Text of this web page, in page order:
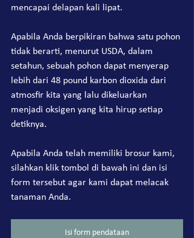
mencapai delapan kali lipat.
Apabila Anda berpikiran bahwa satu pohon
tidak berarti, menurut USDA, dalam
setahun, sebuah pohon dapat menyerap
lebih dari 48 pound karbon dioxida dari
atmosfir kita yang lalu dikeluarkan
menjadi oksigen yang kita hirup setiap
detiknya.
Apabila Anda telah memiliki brosur kami,
silahkan klik tombol di bawah ini dan isi
form tersebut agar kami dapat melacak
tanaman Anda.
Isi form pendataan